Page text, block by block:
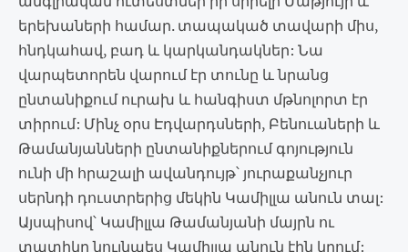
երեխաների համար. տապակած տավարի միս,
հնդկահավ, բադ և կարկանդակներ: Նա
վարպետորեն վարում էր տունը և նրանց
ընտանիքում ուրախ և հանգիստ մթնոլորտ էր
տիրում: Մինչ օրս Էդվարդսների, Բենուաների և
Թամանյանների ընտանիքներում գոյություն
ունի մի հրաշալի ավանդույթ՝ յուրաքանչյուր
սերնդի դուստրերից մեկին Կամիլլա անուն տալ:
Այսպիսով՝ Կամիլլա Թամանյանի մայրն ու
տատիկը նույնպես Կամիլլա անուն էին կրում: